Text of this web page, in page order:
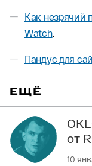
Как незрячий
Watch.
Пандус для
ЕЩЁ
от
10